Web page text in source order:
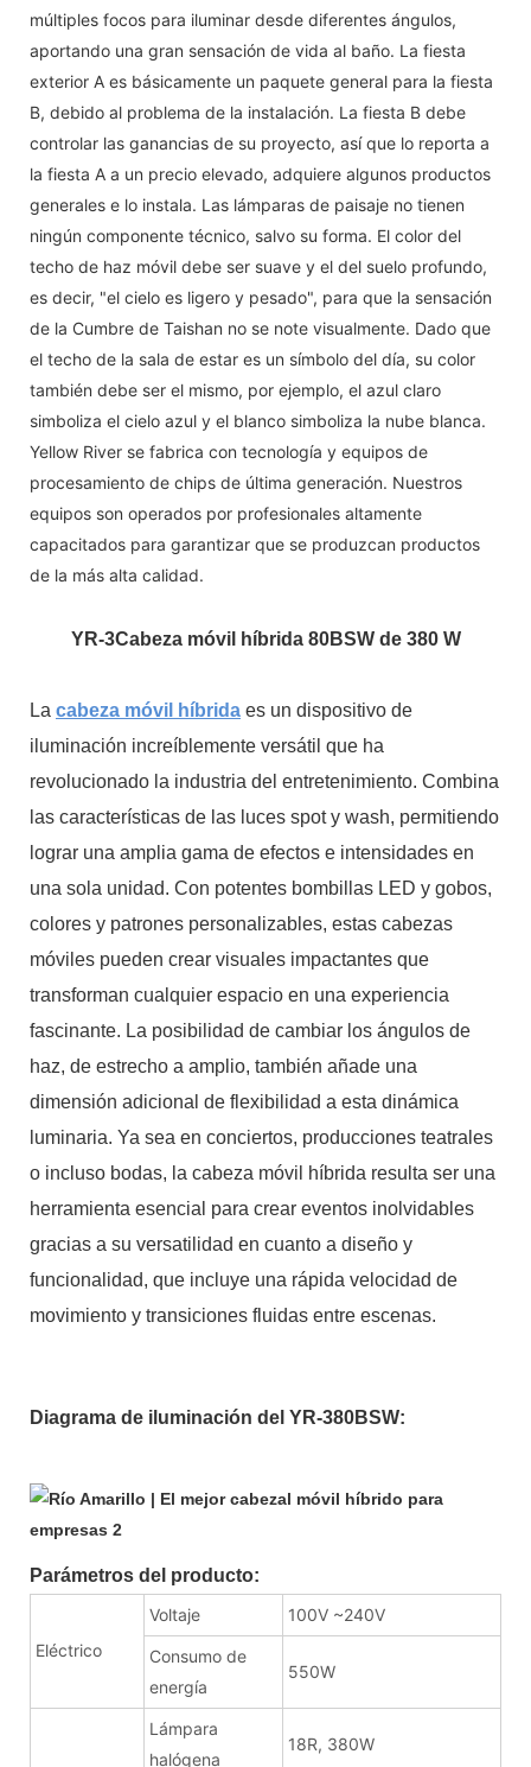
múltiples focos para iluminar desde diferentes ángulos,
aportando una gran sensación de vida al baño. La fiesta
exterior A es básicamente un paquete general para la fiesta
B, debido al problema de la instalación. La fiesta B debe
controlar las ganancias de su proyecto, así que lo reporta a
la fiesta A a un precio elevado, adquiere algunos productos
generales e lo instala. Las lámparas de paisaje no tienen
ningún componente técnico, salvo su forma. El color del
techo de haz móvil debe ser suave y el del suelo profundo,
es decir, "el cielo es ligero y pesado", para que la sensación
de la Cumbre de Taishan no se note visualmente. Dado que
el techo de la sala de estar es un símbolo del día, su color
también debe ser el mismo, por ejemplo, el azul claro
simboliza el cielo azul y el blanco simboliza la nube blanca.
Yellow River se fabrica con tecnología y equipos de
procesamiento de chips de última generación. Nuestros
equipos son operados por profesionales altamente
capacitados para garantizar que se produzcan productos
de la más alta calidad.
YR-3Cabeza móvil híbrida 80BSW de 380 W
La cabeza móvil híbrida es un dispositivo de
iluminación increíblemente versátil que ha
revolucionado la industria del entretenimiento. Combina
las características de las luces spot y wash, permitiendo
lograr una amplia gama de efectos e intensidades en
una sola unidad. Con potentes bombillas LED y gobos,
colores y patrones personalizables, estas cabezas
móviles pueden crear visuales impactantes que
transforman cualquier espacio en una experiencia
fascinante. La posibilidad de cambiar los ángulos de
haz, de estrecho a amplio, también añade una
dimensión adicional de flexibilidad a esta dinámica
luminaria. Ya sea en conciertos, producciones teatrales
o incluso bodas, la cabeza móvil híbrida resulta ser una
herramienta esencial para crear eventos inolvidables
gracias a su versatilidad en cuanto a diseño y
funcionalidad, que incluye una rápida velocidad de
movimiento y transiciones fluidas entre escenas.
Diagrama de iluminación del YR-380BSW:
Parámetros del producto:
Eléctrico
Voltaje 100V ~240V
Consumo de
energía
550W
Lámpara
halógena
18R, 380W